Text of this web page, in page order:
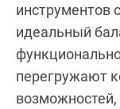
инструментов
идеальный
перегружают
возможностей,